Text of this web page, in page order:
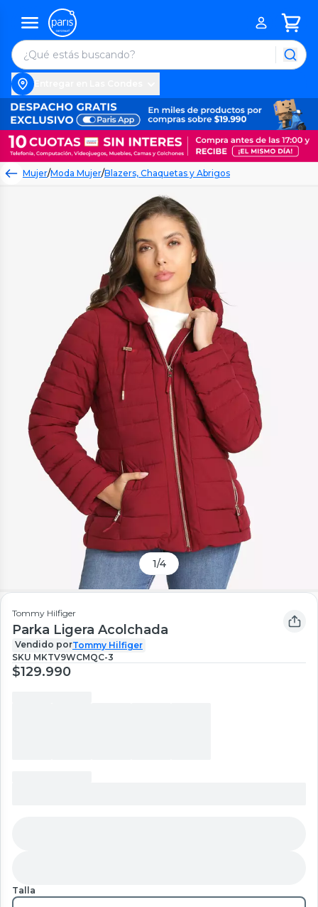
Mujer/Moda Mujer/Blazers, Chaquetas y Abrigos
1/4
Tommy Hilfiger
Parka Ligera Acolchada
Vendido porTommy Hilfiger
SKU MKTV9WCMQC-3
$129.990
Talla